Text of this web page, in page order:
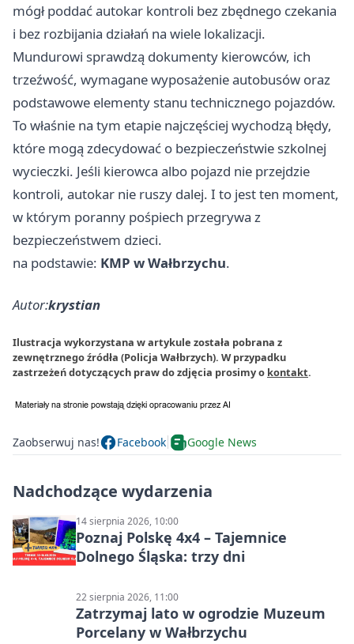
mógł poddać autokar kontroli bez zbędnego czekania
i bez rozbijania działań na wiele lokalizacji.
Mundurowi sprawdzą dokumenty kierowców, ich
trzeźwość, wymagane wyposażenie autobusów oraz
podstawowe elementy stanu technicznego pojazdów.
To właśnie na tym etapie najczęściej wychodzą błędy,
które mogą zdecydować o bezpieczeństwie szkolnej
wycieczki. Jeśli kierowca albo pojazd nie przejdzie
kontroli, autokar nie ruszy dalej. I to jest ten moment,
w którym poranny pośpiech przegrywa z
bezpieczeństwem dzieci.
na podstawie: KMP w Wałbrzychu.
Autor:krystian
Ilustracja wykorzystana w artykule została pobrana z
zewnętrznego źródła (Policja Wałbrzych). W przypadku
zastrzeżeń dotyczących praw do zdjęcia prosimy o kontakt.
Zaobserwuj nas! Facebook Google News
Nadchodzące wydarzenia
14 sierpnia 2026, 10:00
Poznaj Polskę 4x4 – Tajemnice
Dolnego Śląska: trzy dni
22 sierpnia 2026, 11:00
Zatrzymaj lato w ogrodzie Muzeum
Porcelany w Wałbrzychu